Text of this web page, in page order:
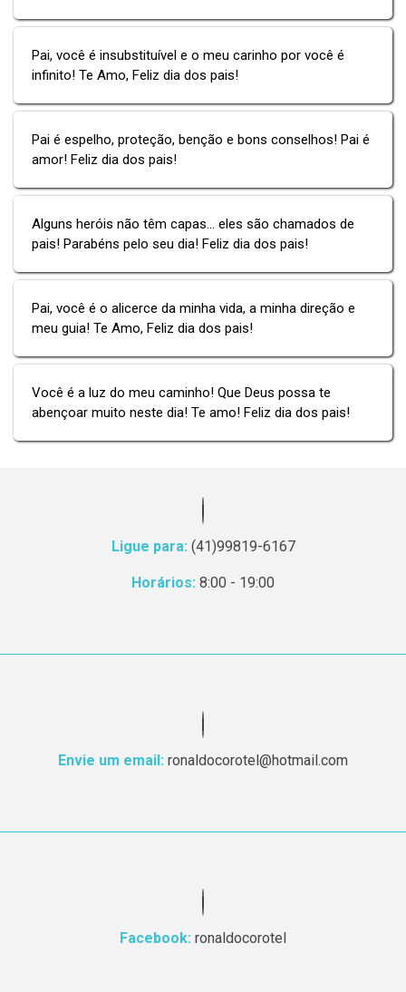
Pai, você é insubstituível e o meu carinho por você é
infinito! Te Amo, Feliz dia dos pais!
Pai é espelho, proteção, benção e bons conselhos! Pai é
amor! Feliz dia dos pais!
Alguns heróis não têm capas... eles são chamados de
pais! Parabéns pelo seu dia! Feliz dia dos pais!
Pai, você é o alicerce da minha vida, a minha direção e
meu guia! Te Amo, Feliz dia dos pais!
Você é a luz do meu caminho! Que Deus possa te
abençoar muito neste dia! Te amo! Feliz dia dos pais!
Ligue para: (41)99819-6167
Horários: 8:00 - 19:00
Envie um email: ronaldocorotel@hotmail.com
Facebook: ronaldocorotel